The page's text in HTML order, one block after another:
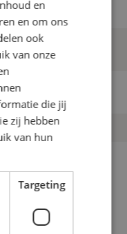
OM4, LC/PC-SC/PC,
en
en om ons
ook
van onze
die jij
zij hebben
van hun
Targeting